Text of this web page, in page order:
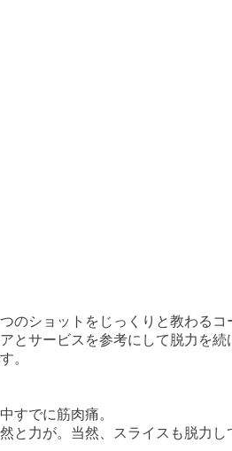
ショットをじっくりと教わるコ
サービスを参考にして脱力を
。
すでに筋肉痛。
力が。当然、スライスも脱力し